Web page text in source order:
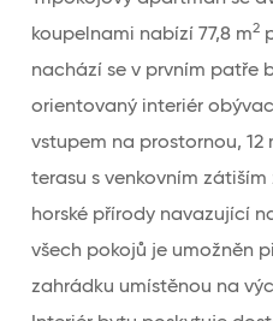
koupelnami nabízí 77,8 m2
nachází se v prvním patře
orientovaný interiér
vstupem na prostornou, 12
terasu s venkovním
horské přírody navazující
všech pokojů je umožněn
zahrádku umístěnou na